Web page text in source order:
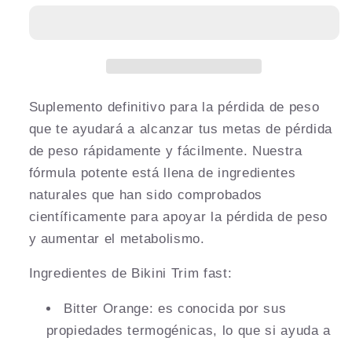
Suplemento definitivo para la pérdida de peso
que te ayudará a alcanzar tus metas de pérdida
de peso rápidamente y fácilmente. Nuestra
fórmula potente está llena de ingredientes
naturales que han sido comprobados
científicamente para apoyar la pérdida de peso
y aumentar el metabolismo.
Ingredientes de Bikini Trim fast:
Bitter Orange: es conocida por sus
propiedades termogénicas, lo que si ayuda a